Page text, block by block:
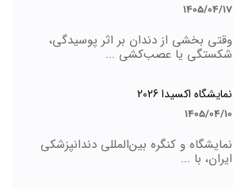
1405/04/17
وقتی بخشی از دندان بر اثر پوسیدگی،
شکستگی یا عصب‌کشی ...
نمایشگاه اکسیدا 2026
1405/04/10
نمایشگاه و کنگره بین‌المللی دندانپزشکی
ایران، با ...